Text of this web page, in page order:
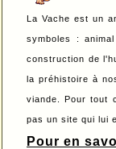
La Vache est un
symboles :
construction de
la préhistoire à
viande. Pour tout
pas un site qui lui
Pour en